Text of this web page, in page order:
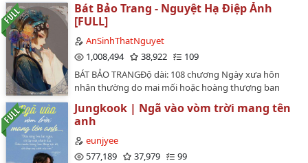
Bát Bảo Trang - Nguyệt Hạ Điệp Ảnh
[FULL]
AnSinhThatNguyet
1,008,494
38,922
109
BÁT BẢO TRANGĐộ dài: 108 chương Ngày xưa hôn
nhân thường do mai mối hoặc hoàng thượng ban
bông hoa lài cắm bãi phân trâu khi hoàng thượng chỉ
hôn cho Hiển quận vương cùng trường nữ của Nghĩa
An hầu.Hiển nhiên Hiển quận vương là đóa hoa tươi,
còn trưởng nữ Nghĩa An hầu chính là phân trâu
Jungkook | Ngã vào vòm trời mang tên
anh
eunjyee
577,189
37,979
99